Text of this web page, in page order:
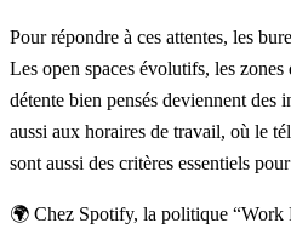
Pour répondre à ces attentes, les
Les open spaces évolutifs, les
détente bien pensés deviennent des
aussi aux horaires de travail, où le
sont aussi des critères essentiels
🌍 Chez Spotify, la politique “Work